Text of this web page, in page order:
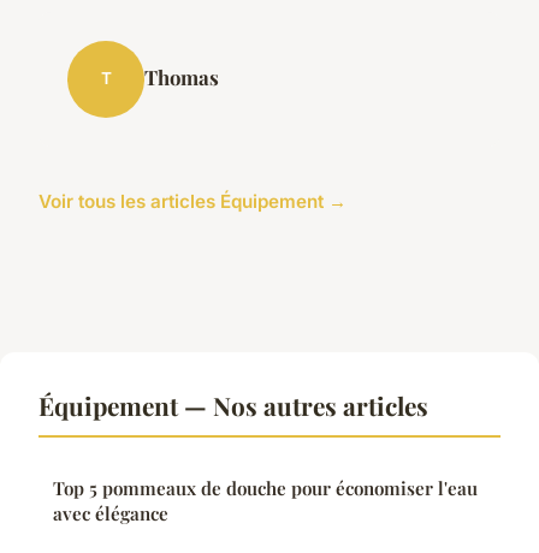
T Thomas
Voir tous les articles Équipement →
Équipement — Nos autres articles
Top 5 pommeaux de douche pour économiser l'eau
avec élégance